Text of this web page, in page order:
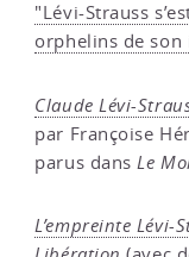
"Lévi-Strauss
orphelins de son
Claude Lévi-
par Françoise
parus dans Le
L’empreinte Lévi-